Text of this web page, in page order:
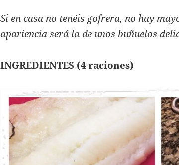
Si en casa no tenéis gofrera, no hay
apariencia será la de unos buñuelos
INGREDIENTES (4 raciones)